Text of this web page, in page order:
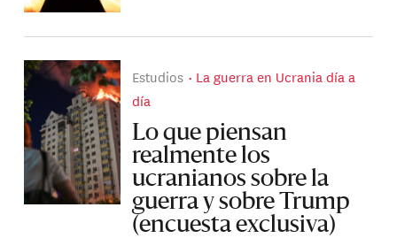
Estudios
La guerra en Ucrania día a
día
Lo que piensan
realmente los
ucranianos sobre la
guerra y sobre Trump
(encuesta exclusiva)